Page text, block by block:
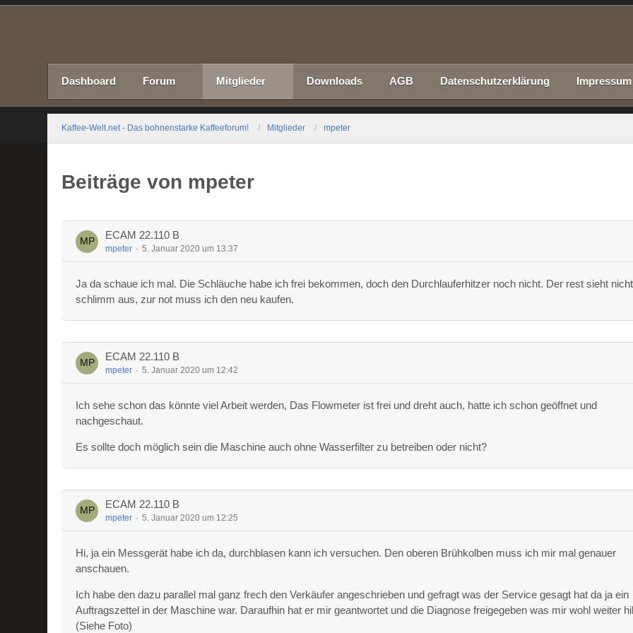
Dashboard Forum Mitglieder Downloads AGB Datenschutzerklärung Impressum
Kaffee-Welt.net - Das bohnenstarke Kaffeeforum! Mitglieder mpeter
Beiträge von mpeter
ECAM 22.110 B
mpeter 5. Januar 2020 um 13:37
Ja da schaue ich mal. Die Schläuche habe ich frei bekommen, doch den Durchlauferhitzer noch nicht. Der rest sieht
schlimm aus, zur not muss ich den neu kaufen.
ECAM 22.110 B
mpeter 5. Januar 2020 um 12:42
Ich sehe schon das könnte viel Arbeit werden, Das Flowmeter ist frei und dreht auch, hatte ich schon geöffnet und
nachgeschaut.
Es sollte doch möglich sein die Maschine auch ohne Wasserfilter zu betreiben oder nicht?
ECAM 22.110 B
mpeter 5. Januar 2020 um 12:25
Hi, ja ein Messgerät habe ich da, durchblasen kann ich versuchen. Den oberen Brühkolben muss ich mir mal genauer
anschauen.
Ich habe den dazu parallel mal ganz frech den Verkäufer angeschrieben und gefragt was der Service gesagt hat da ja ein
Auftragszettel in der Maschine war. Daraufhin hat er mir geantwortet und die Diagnose freigegeben was mir wohl weiter
(Siehe Foto)